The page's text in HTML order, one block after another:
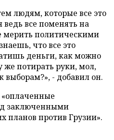
людям, которые все это
все поменять на
мерить политическими
что все это
деньги, как можно
же потирать руки, мол,
выборам?», - добавил он.
заключенными
планов против Грузии».